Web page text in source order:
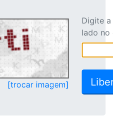
[trocar imagem]
Digite
lado no